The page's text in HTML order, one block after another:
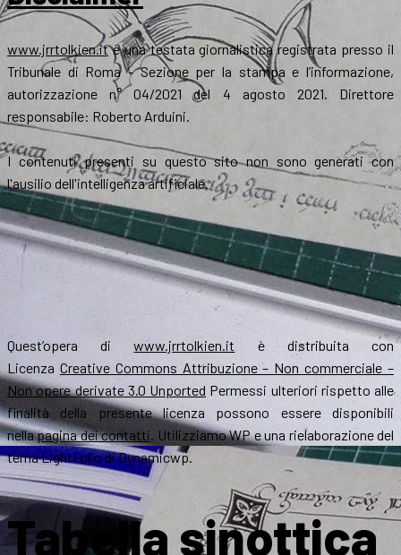
www.jrrtolkien.itè una testata giornalistica registrata presso il
Tribunale di Roma - Sezione per la stampa e l’informazione,
autorizzazione n° 04/2021 del 4 agosto 2021. Direttore
responsabile: Roberto Arduini.
I contenuti presenti su questo sito non sono generati con
l'ausilio dell'intelligenza artificiale.
Quest’opera diwww.jrrtolkien.it è distribuita con
Licenza Creative Commons Attribuzione – Non commerciale –
Non opere derivate 3.0 Unported Permessi ulteriori rispetto alle
finalità della presente licenza possono essere disponibili
nellapagina dei contatti. Utilizziamo WP e una rielaborazione del
tema LightFolio di Dynamicwp.
Tabella sinottica